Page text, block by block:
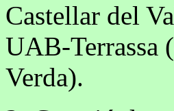
Castellar del
UAB-Terrassa
Verda).